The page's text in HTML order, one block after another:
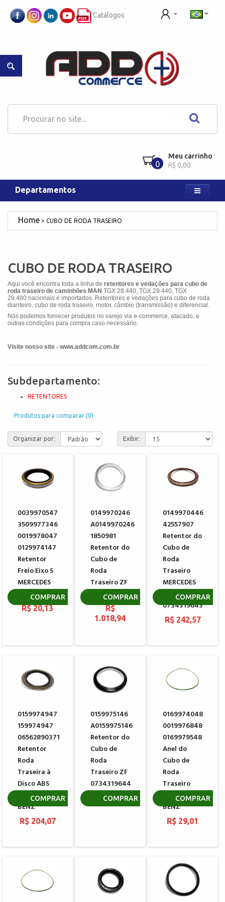
Catálogos
0
Meu carrinho
R$ 0,00
Departamentos
CUBO DE RODA TRASEIRO
CUBO DE RODA TRASEIRO
Aqui você encontra toda a linha de retentores e vedações para cubo de
roda traseiro de caminhões MAN TGX 28.440, TGX 29.440, TGX
29.480 nacionais e importados. Retentores e vedações para cubo de roda
dianteiro, cubo de roda traseiro, motor, câmbio (transmissão) e diferencial.
Nós podemos fornecer produtos no varejo via e-commerce, atacado, e
outras condições para compra caso necessário.
Visite nosso site - www.addcom.com.br
Subdepartamento:
RETENTORES
Produtos para comparar (0)
Organizar por: Exibir:
0039970547
3509977346
0019978047
0129974147
Retentor
Freio Eixo S
MERCEDES
BENZ
R$ 20,13
COMPRAR
0149970246
A0149970246
1850981
Retentor do
Cubo de
Roda
Traseiro ZF
0734300257
R$
1.018,94
COMPRAR
0149970446
42557907
Retentor do
Cubo de
Roda
Traseiro
MERCEDES
BENZ - ZF
0734319643
R$ 242,57
COMPRAR
0159974947
159974947
06562890371
Retentor
Roda
Traseira à
Disco ABS
MERCEDES
BENZ
R$ 204,07
COMPRAR
0159975146
A0159975146
Retentor do
Cubo de
Roda
Traseiro ZF
0734319644
R$ 783,87
COMPRAR
0169974048
0019976848
0169979548
Anel do
Cubo de
Roda
Traseiro
MERCEDES
BENZ
R$ 29,01
COMPRAR